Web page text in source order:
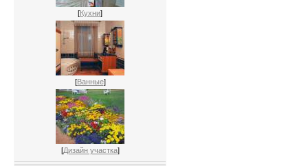
[Кухни]
[Ванные]
[Дизайн участка]